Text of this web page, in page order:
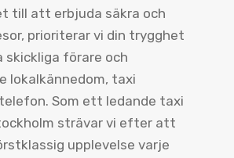
till att erbjuda säkra och
prioriterar vi din trygghet
skickliga förare och
lokalkännedom, taxi
Som ett ledande taxi
strävar vi efter att
upplevelse varje